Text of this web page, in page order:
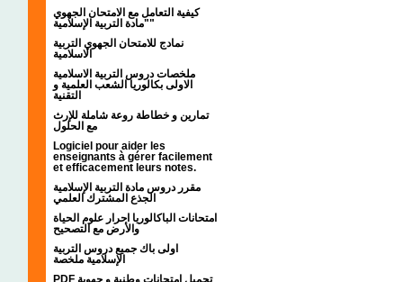
كيفية التعامل مع الامتحان الجهوي
"مادة التربية الإسلامية"
نمادج للامتحان الجهوي التربية
الاسلامية
ملخصات دروس التربية الاسلامية
الاولى بكالوريا الشعب العلمية و
التقنية
تمارين و خطاطة روعة شاملة للإرث
مع الحلول
Logiciel pour aider les
enseignants à gérer facilement
et efficacement leurs notes.
مقرر دروس مادة التربية الإسلامية
الجذع المشترك العلمي
امتحانات الباكالوريا احرار علوم الحياة
والأرض مع التصحيح
اولى باك جميع دروس التربية
الإسلامية ملخصة
PDF تحميل امتحانات وطنية و جهوية